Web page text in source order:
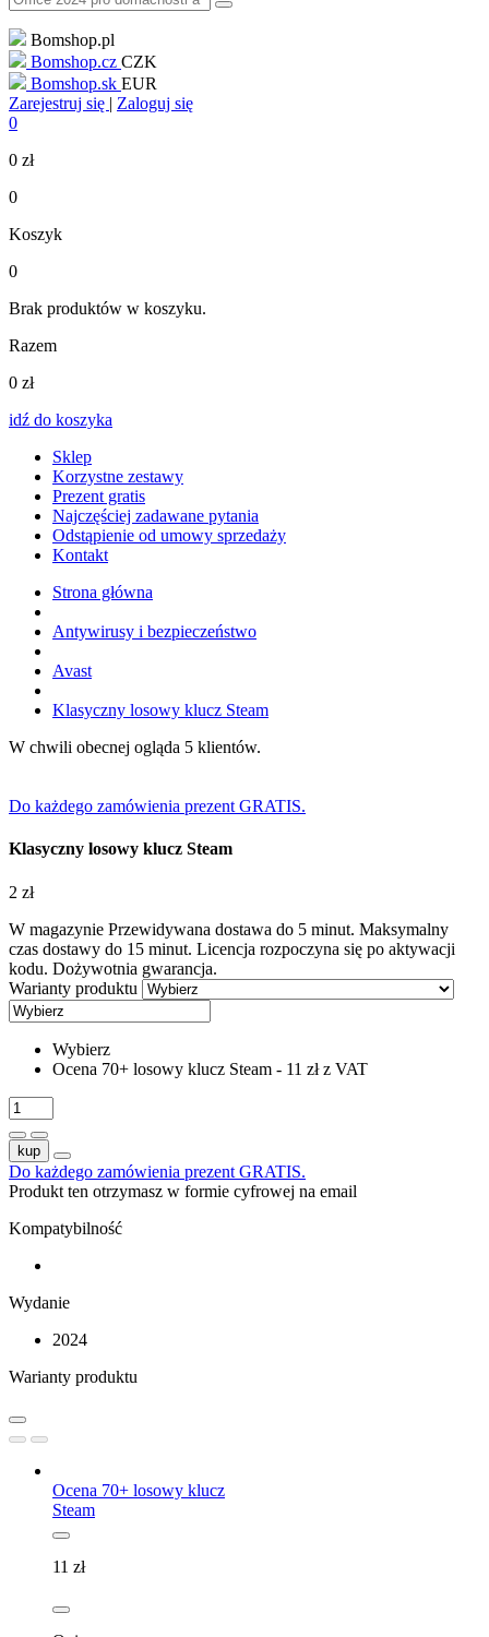
Bomshop.pl
Bomshop.cz CZK
Bomshop.sk EUR
Zarejestruj się | Zaloguj się
0
0 zł
0
Koszyk
0
Brak produktów w koszyku.
Razem
0 zł
idź do koszyka
Sklep
Korzystne zestawy
Prezent gratis
Najczęściej zadawane pytania
Odstąpienie od umowy sprzedaży
Kontakt
Strona główna
Antywirusy i bezpieczeństwo
Avast
Klasyczny losowy klucz Steam
W chwili obecnej ogląda 5 klientów.
Do każdego zamówienia prezent GRATIS.
Klasyczny losowy klucz Steam
2 zł
W magazynie Przewidywana dostawa do 5 minut. Maksymalny
czas dostawy do 15 minut. Licencja rozpoczyna się po aktywacji
kodu. Dożywotnia gwarancja.
Warianty produktu
Wybierz
Ocena 70+ losowy klucz Steam - 11 zł z VAT
kup
Do każdego zamówienia prezent GRATIS.
Produkt ten otrzymasz w formie cyfrowej na email
Kompatybilność
Wydanie
2024
Warianty produktu
Ocena 70+ losowy klucz
Steam
11 zł